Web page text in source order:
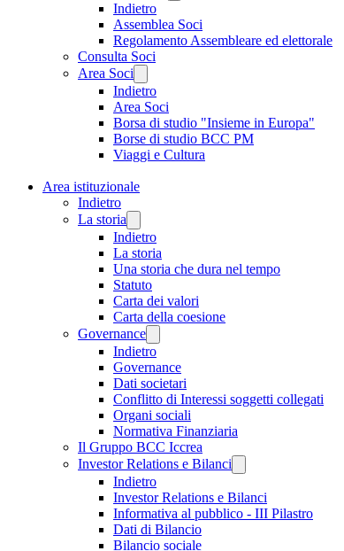
Indietro
Assemblea Soci
Regolamento Assembleare ed elettorale
Consulta Soci
Area Soci
Indietro
Area Soci
Borsa di studio "Insieme in Europa"
Borse di studio BCC PM
Viaggi e Cultura
Area istituzionale
Indietro
La storia
Indietro
La storia
Una storia che dura nel tempo
Statuto
Carta dei valori
Carta della coesione
Governance
Indietro
Governance
Dati societari
Conflitto di Interessi soggetti collegati
Organi sociali
Normativa Finanziaria
Il Gruppo BCC Iccrea
Investor Relations e Bilanci
Indietro
Investor Relations e Bilanci
Informativa al pubblico - III Pilastro
Dati di Bilancio
Bilancio sociale